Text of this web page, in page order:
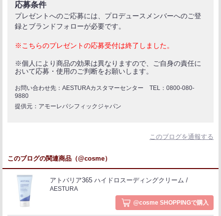
応募条件
プレゼントへのご応募には、プロデュースメンバーへのご登
録とブランドフォローが必要です。
※こちらのプレゼントの応募受付は終了しました。
※個人により商品の効果は異なりますので、ご自身の責任に
おいて応募・使用のご判断をお願いします。
お問い合わせ先：AESTURAカスタマーセンター TEL：0800-080-
9880
提供元：アモーレパシフィックジャパン
このブログを通報する
このブログの関連商品（@cosme）
アトバリア365 ハイドロスーディングクリーム
AESTURA
@cosme SHOPPINGで購入